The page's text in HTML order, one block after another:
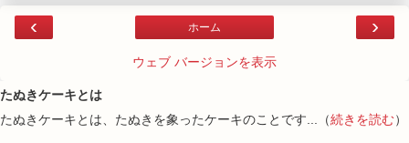
‹ ›
ホーム
ウェブ バージョンを表示
たぬきケーキとは
たぬきケーキとは、たぬきを象ったケーキのことです...（続きを読む）